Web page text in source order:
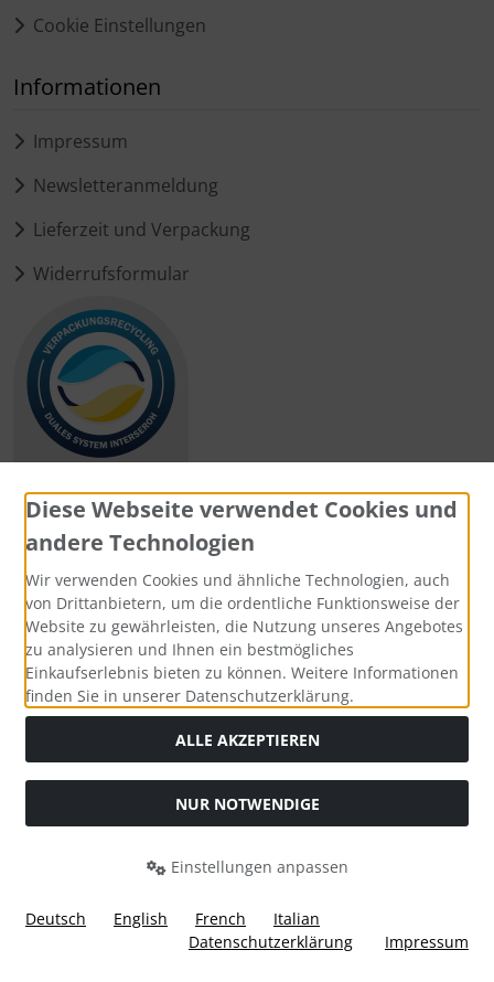
Cookie Einstellungen
Informationen
Impressum
Newsletteranmeldung
Lieferzeit und Verpackung
Widerrufsformular
Zahlungsmethoden
Social Media
Widerrufsformular
Diese Webseite verwendet Cookies und
andere Technologien
Wir verwenden Cookies und ähnliche Technologien, auch
von Drittanbietern, um die ordentliche Funktionsweise der
Website zu gewährleisten, die Nutzung unseres Angebotes
zu analysieren und Ihnen ein bestmögliches
Einkaufserlebnis bieten zu können. Weitere Informationen
finden Sie in unserer Datenschutzerklärung.
ALLE AKZEPTIEREN
NUR NOTWENDIGE
Einstellungen anpassen
Deutsch English French
Italian
Datenschutzerklärung
Impressum